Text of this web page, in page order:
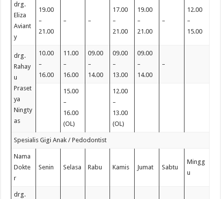
drg.
Eliza
Aviant
y
19.00
–
21.00
– –
17.00
–
21.00
19.00
–
21.00
–
12.00
–
15.00
drg.
Rahay
u
Praset
ya
Ningty
as
10.00
–
16.00
11.00
–
16.00
09.00
–
14.00
09.00
–
13.00
09.00
–
14.00
–
15.00
–
16.00
(OL)
12.00
–
13.00
(OL)
Spesialis Gigi Anak / Pedodontist
Nama
Dokte
r
Senin Selasa Rabu Kamis Jumat Sabtu
Mingg
u
drg.